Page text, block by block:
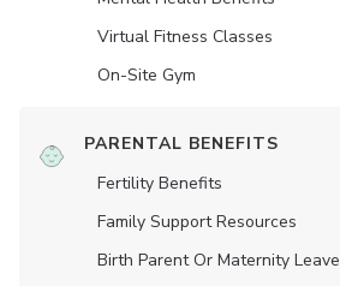
Virtual Fitness Classes
On-Site Gym
PARENTAL BENEFITS
Fertility Benefits
Family Support Resources
Birth Parent Or Maternity Leave